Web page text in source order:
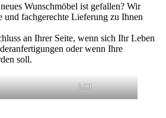
Wunschmöbel ist gefallen? Wir
und fachgerechte Lieferung zu Ihnen
an Ihrer Seite, wenn sich Ihr Leben
oder wenn Ihre
soll.
LC1